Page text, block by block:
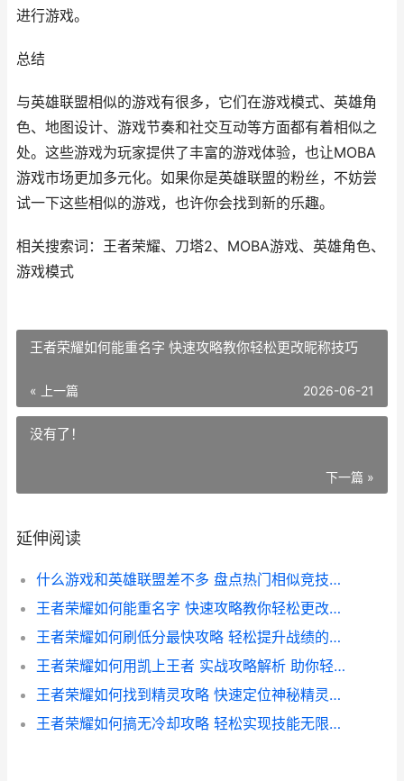
进行游戏。
总结
与英雄联盟相似的游戏有很多，它们在游戏模式、英雄角
色、地图设计、游戏节奏和社交互动等方面都有着相似之
处。这些游戏为玩家提供了丰富的游戏体验，也让MOBA
游戏市场更加多元化。如果你是英雄联盟的粉丝，不妨尝
试一下这些相似的游戏，也许你会找到新的乐趣。
相关搜索词：王者荣耀、刀塔2、MOBA游戏、英雄角色、
游戏模式
王者荣耀如何能重名字 快速攻略教你轻松更改昵称技巧
« 上一篇 2026-06-21
没有了！
下一篇 »
延伸阅读
什么游戏和英雄联盟差不多 盘点热门相似竞技游戏推荐
王者荣耀如何能重名字 快速攻略教你轻松更改昵称技巧
王者荣耀如何刷低分最快攻略 轻松提升战绩的独家技巧揭秘
王者荣耀如何用凯上王者 实战攻略解析 助你轻松登顶巅峰
王者荣耀如何找到精灵攻略 快速定位神秘精灵的技巧解析
王者荣耀如何搞无冷却攻略 轻松实现技能无限连招技巧解析